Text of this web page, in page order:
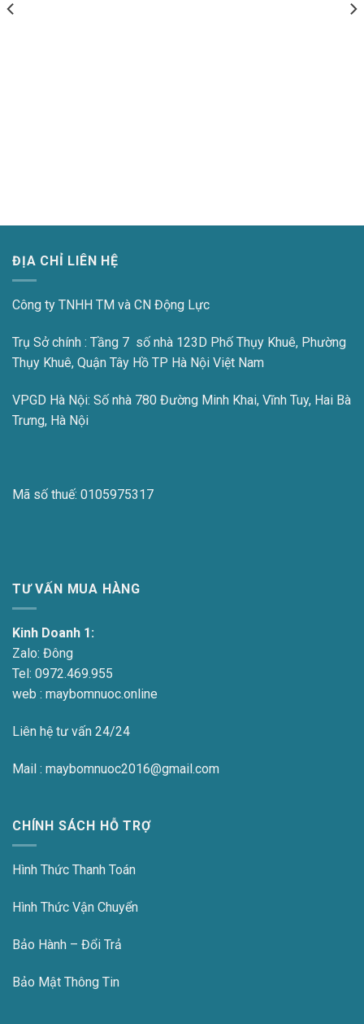
ĐỊA CHỈ LIÊN HỆ
Công ty TNHH TM và CN Động Lực
Trụ Sở chính : Tầng 7 số nhà 123D Phố Thụy Khuê, Phường
Thụy Khuê, Quận Tây Hồ TP Hà Nội Việt Nam
VPGD Hà Nội: Số nhà 780 Đường Minh Khai, Vĩnh Tuy, Hai Bà
Trưng, Hà Nội
Mã số thuế: 0105975317
TƯ VẤN MUA HÀNG
Kinh Doanh 1:
Zalo: Đông
Tel: 0972.469.955
web : maybomnuoc.online
Liên hệ tư vấn 24/24
Mail : maybomnuoc2016@gmail.com
CHÍNH SÁCH HỖ TRỢ
Hình Thức Thanh Toán
Hình Thức Vận Chuyển
Bảo Hành – Đổi Trả
Bảo Mật Thông Tin